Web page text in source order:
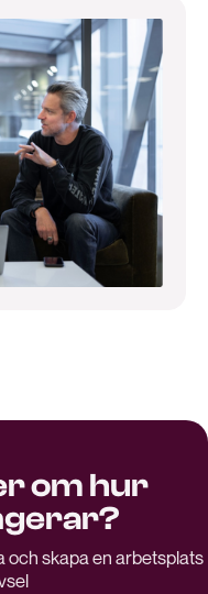
om hur
och skapa en arbetsplats